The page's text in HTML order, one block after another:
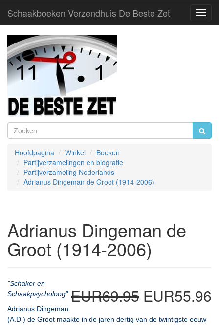
Schaakboeken Verzendhuis De Beste Zet
Hoofdpagina Winkel
Boeken
Partijverzamelingen en biografie
Partijverzameling Nederlands
Adrianus Dingeman de Groot (1914-2006)
Adrianus Dingeman de
Groot (1914-2006)
EUR69.95 EUR55.96
"Schaker en
Schaakpsycholoog"
Adrianus Dingeman
(A.D.) de Groot maakte in de jaren dertig van de twintigste eeuw